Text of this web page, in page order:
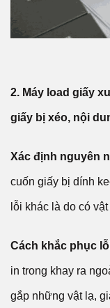
2. Máy load giấy
giấy bị xéo, nội
Xác định nguyên
cuốn giấy bị dính
lỗi khác là do có
Cách khắc phục
in trong khay ra
gắp những vật lạ,